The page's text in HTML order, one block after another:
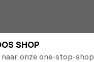
SHOP
naar onze one-stop-shop